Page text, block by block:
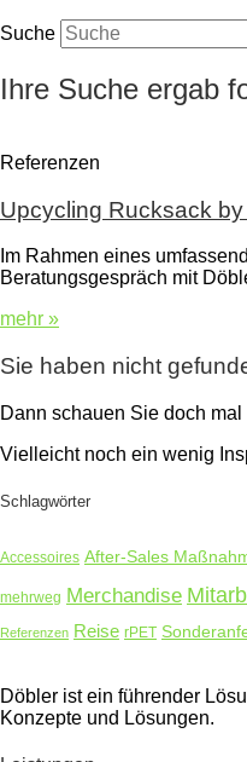
Suche
Ihre Suche ergab
Referenzen
Upcycling Rucksack
Im Rahmen eines
Beratungsgespräch mit
mehr »
Sie haben nicht
Dann schauen Sie doch mal
Vielleicht noch ein wenig
Schlagwörter
Accessoires After-Sales
mehrweg Merchandise
Referenzen Reise rPET
Döbler ist ein führender
Konzepte und Lösungen.